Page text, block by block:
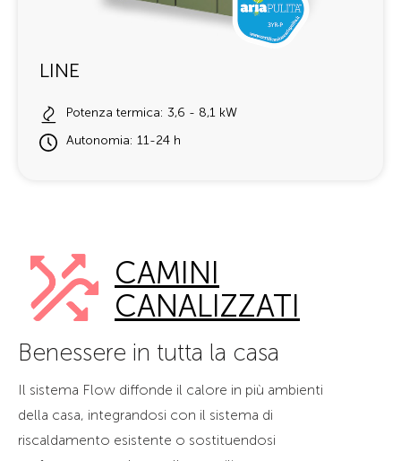
LINE
Potenza termica: 3,6 - 8,1 kW
Autonomia: 11-24 h
CAMINI
CANALIZZATI
Benessere in tutta la casa
Il sistema Flow diffonde il calore in più ambienti
della casa, integrandosi con il sistema di
riscaldamento esistente o sostituendosi